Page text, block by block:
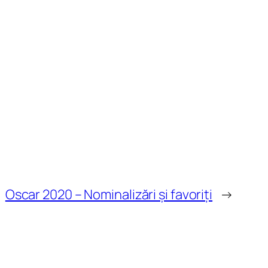
Oscar 2020 – Nominalizări și favoriți →